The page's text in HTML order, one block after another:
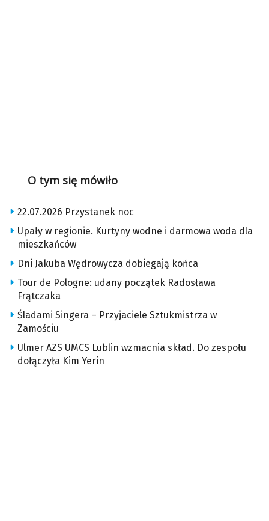
O tym się mówiło
22.07.2026 Przystanek noc
Upały w regionie. Kurtyny wodne i darmowa woda dla
mieszkańców
Dni Jakuba Wędrowycza dobiegają końca
Tour de Pologne: udany początek Radosława
Frątczaka
Śladami Singera – Przyjaciele Sztukmistrza w
Zamościu
Ulmer AZS UMCS Lublin wzmacnia skład. Do zespołu
dołączyła Kim Yerin